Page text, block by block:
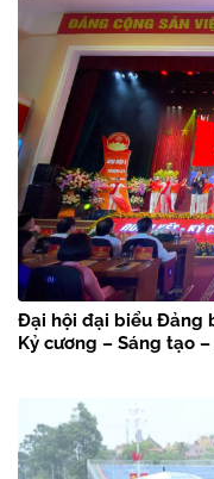
Đại hội đại biểu Đảng
Kỷ cương – Sáng tạo